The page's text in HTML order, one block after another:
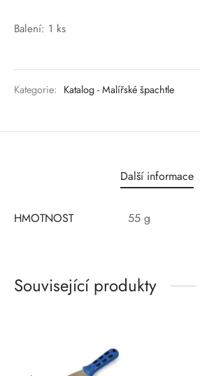
Balení: 1 ks
Kategorie: Katalog - Malířské špachtle
Další informace
HMOTNOST 55 g
Související produkty